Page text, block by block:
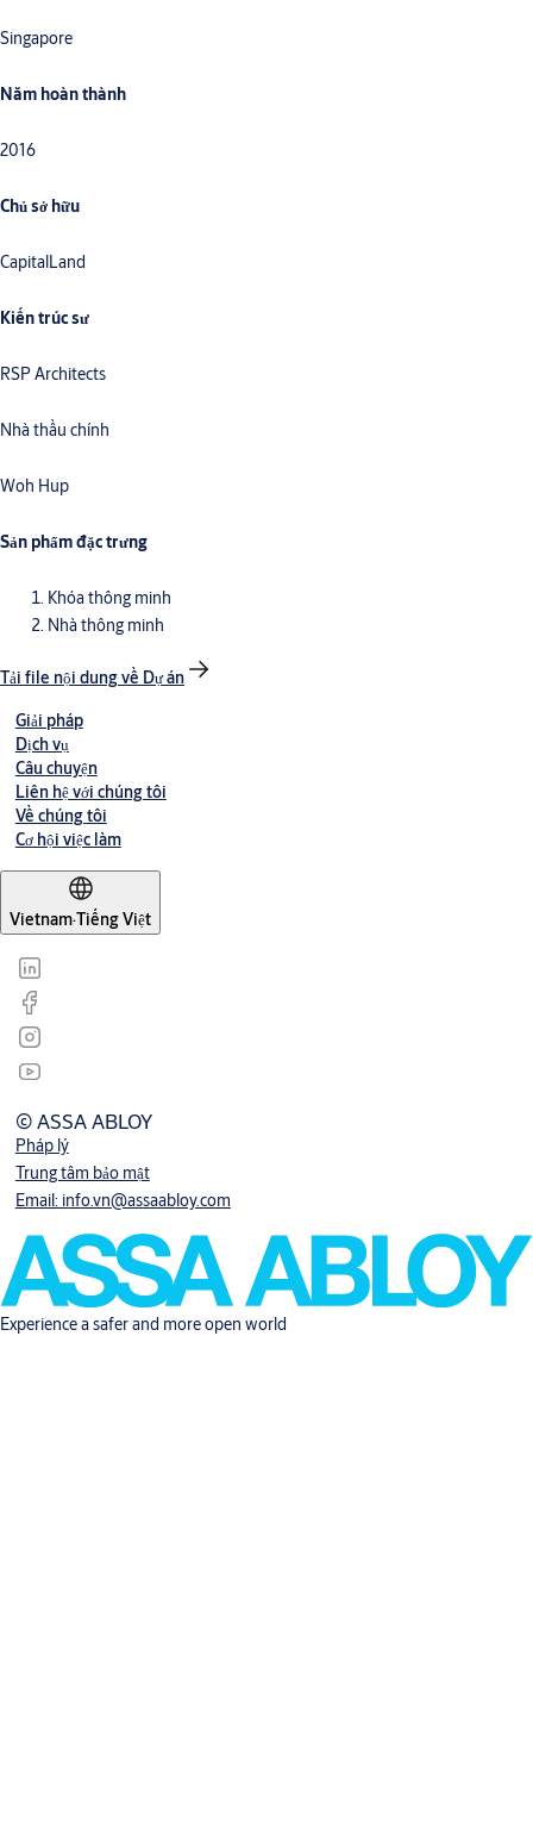
Singapore
Năm hoàn thành
2016
Chủ sở hữu
CapitalLand
Kiến trúc sư
RSP Architects
Nhà thầu chính
Woh Hup
Sản phẩm đặc trưng
Khóa thông minh
Nhà thông minh
Tải file nội dung về Dự án
Giải pháp
Dịch vụ
Câu chuyện
Liên hệ với chúng tôi
Về chúng tôi
Cơ hội việc làm
Vietnam·Tiếng Việt
© ASSA ABLOY
Pháp lý
Trung tâm bảo mật
Email: info.vn@assaabloy.com
Experience a safer and more open world